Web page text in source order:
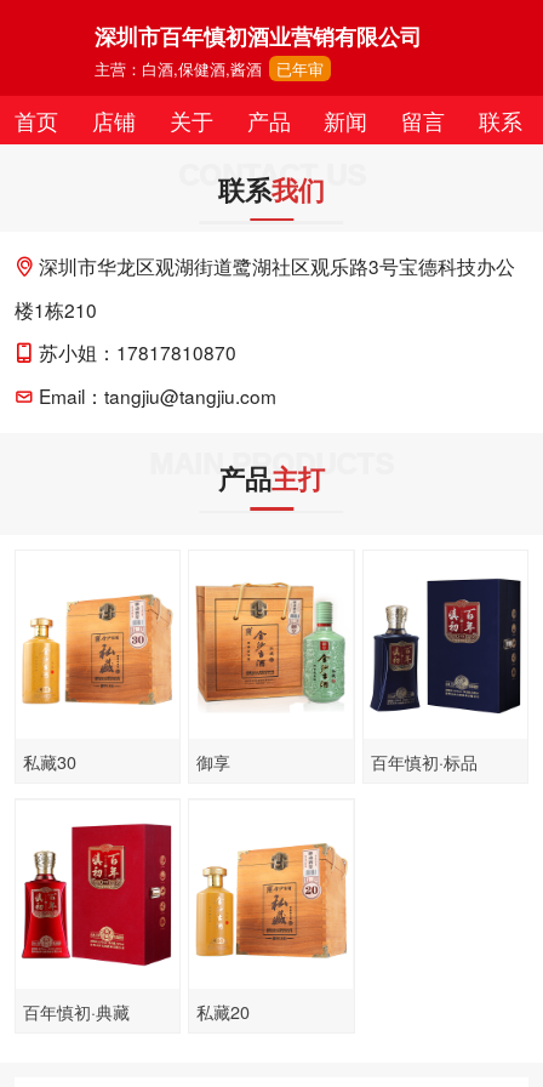
深圳市百年慎初酒业营销有限公司
主营：白酒,保健酒,酱酒 已年审
首页 店铺 关于 产品 新闻 留言 联系
CONTACT US
联系我们
深圳市华龙区观湖街道鹭湖社区观乐路3号宝德科技办公
楼1栋210
苏小姐：17817810870
Email：tangjiu@tangjiu.com
MAIN PRODUCTS
产品主打
私藏30 御享 百年慎初·标品
百年慎初·典藏 私藏20